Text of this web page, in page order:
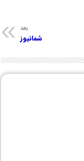
بعد
شمانیوز